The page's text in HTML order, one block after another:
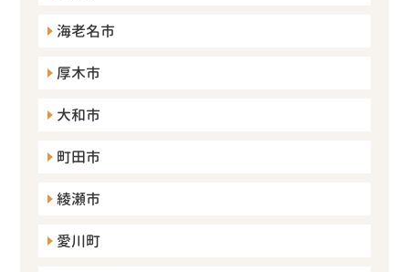
海老名市
厚木市
大和市
町田市
綾瀬市
愛川町